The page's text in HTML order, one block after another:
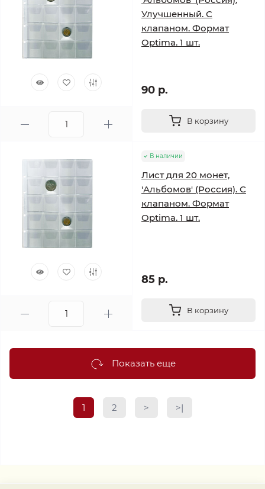
Улучшенный. С
клапаном. Формат
Optima. 1 шт.
90 р.
В корзину
В наличии
Лист для 20 монет,
'Альбомов' (Россия). С
клапаном. Формат
Optima. 1 шт.
85 р.
В корзину
Показать еще
1 2 > >|